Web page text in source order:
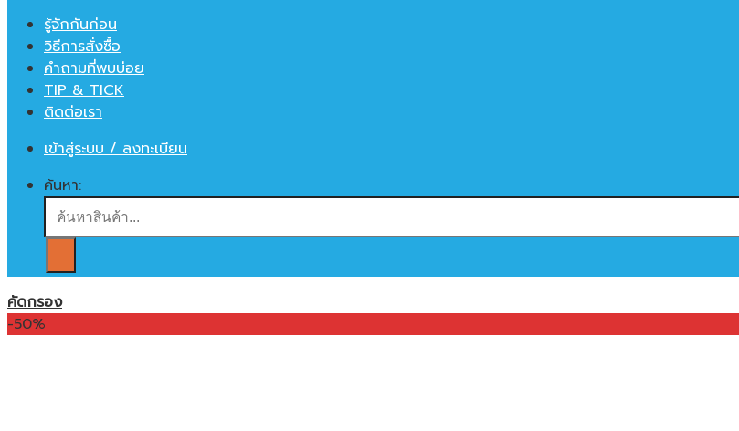
รู้จักกันก่อน
วิธีการสั่งซื้อ
คำถามที่พบบ่อย
TIP & TICK
ติดต่อเรา
เข้าสู่ระบบ / ลงทะเบียน
ค้นหา:
คัดกรอง
-50%